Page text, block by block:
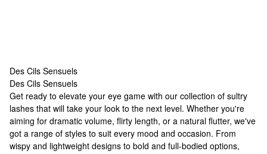
Des Cils Sensuels
Des Cils Sensuels
Des Cils Sensuels
Get ready to elevate your eye game with our collection of sultry
lashes that will take your look to the next level. Whether you're
aiming for dramatic volume, flirty length, or a natural flutter, we've
got a range of styles to suit every mood and occasion. From
wispy and lightweight designs to bold and full-bodied options,